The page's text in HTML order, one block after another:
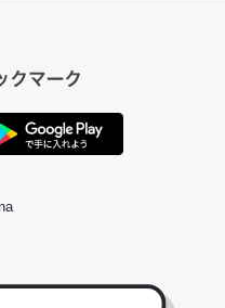
Alexaしか使わないので